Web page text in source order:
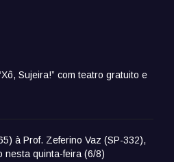
Sujeira!” com teatro gratuito e
à Prof. Zeferino Vaz (SP-332),
nesta quinta-feira (6/8)